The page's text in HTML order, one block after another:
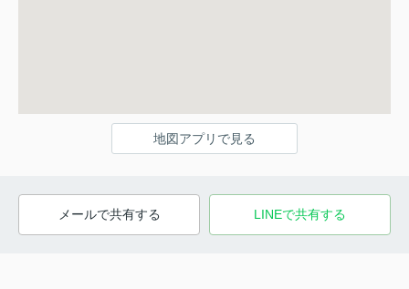
地図アプリで見る
メールで共有する LINEで共有する